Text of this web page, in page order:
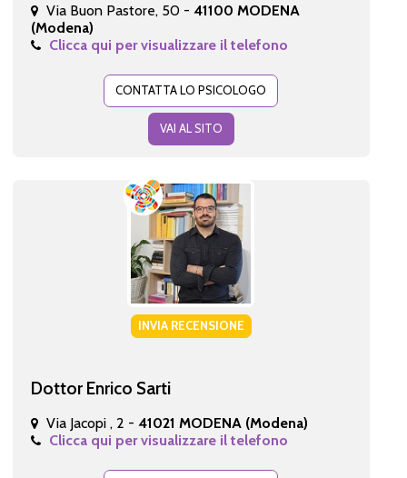
Via Buon Pastore, 50 - 41100 MODENA
(Modena)
Clicca qui per visualizzare il telefono
CONTATTA LO PSICOLOGO
VAI AL SITO
INVIA RECENSIONE
Dottor Enrico Sarti
Via Jacopi , 2 - 41021 MODENA (Modena)
Clicca qui per visualizzare il telefono